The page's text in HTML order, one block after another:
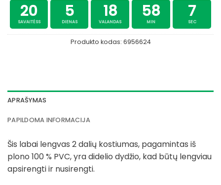
20
SAVAITĖSS
5
DIENAS
18
VALANDAS
58
MIN
6
SEC
Produkto kodas: 6956624
APRAŠYMAS
PAPILDOMA INFORMACIJA
Šis labai lengvas 2 dalių kostiumas, pagamintas iš
plono 100 % PVC, yra didelio dydžio, kad būtų lengviau
apsirengti ir nusirengti.